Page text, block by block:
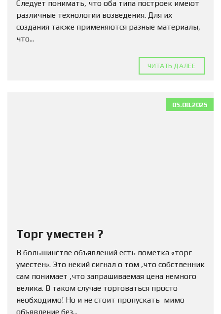
Следует понимать, что оба типа построек имеют
различные технологии возведения. Для их
создания также применяются разные материалы,
что...
ЧИТАТЬ ДАЛЕЕ
05.08.2025
Торг уместен ?
В большинстве объявлений есть пометка «торг
уместен». Это некий сигнал о том ,что собственник
сам понимает ,что запрашиваемая цена немного
велика. В таком случае торговаться просто
необходимо! Но и не стоит пропускать мимо
объявление без...